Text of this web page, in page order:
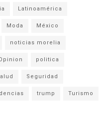
Latinoamérica
Moda México
noticias morelia
politica
Seguridad
trump Turismo